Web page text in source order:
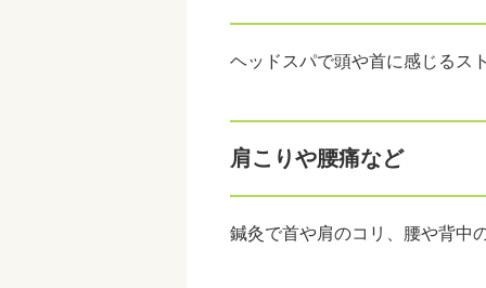
ヘッドスパで頭や首に感じるス
肩こりや腰痛など
鍼灸で首や肩のコリ、腰や背中